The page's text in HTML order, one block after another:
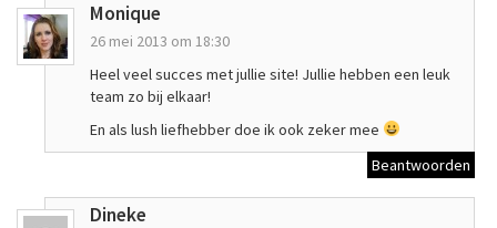
Monique
26 mei 2013 om 18:30
Heel veel succes met jullie site! Jullie hebben een leuk
team zo bij elkaar!
En als lush liefhebber doe ik ook zeker mee
Beantwoorden
Dineke